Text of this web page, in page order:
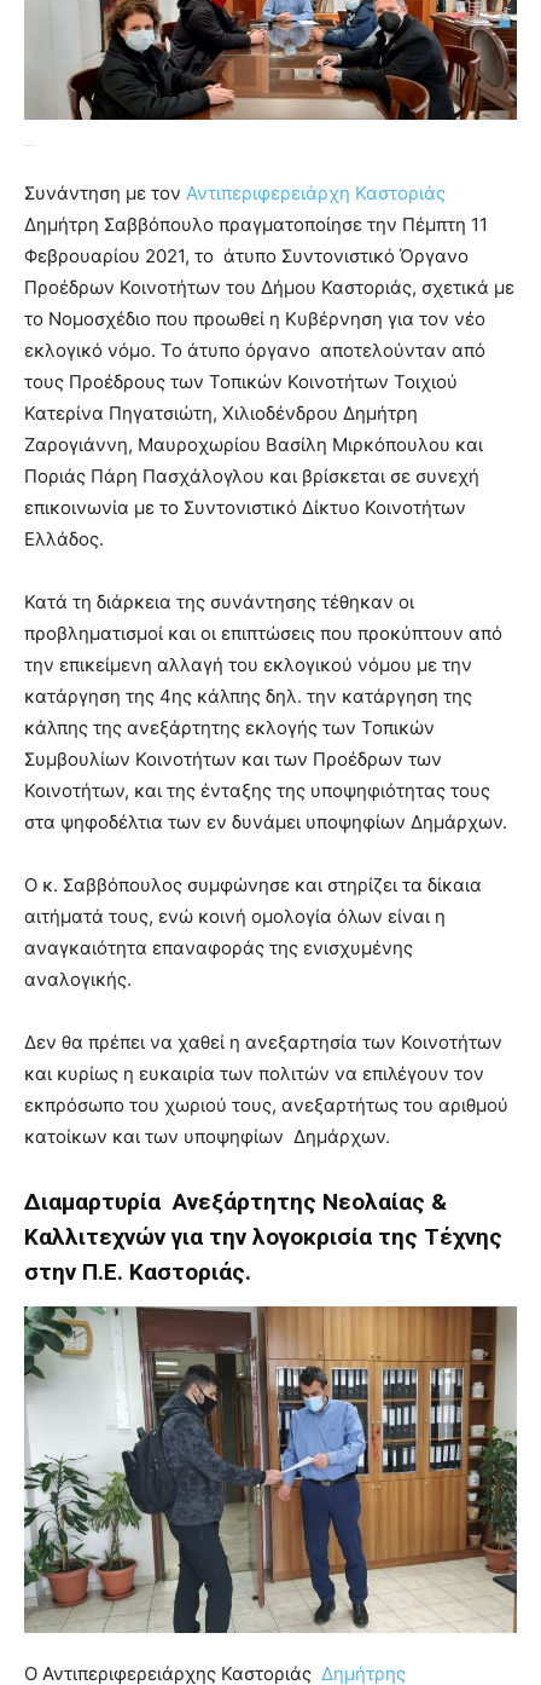
Συνάντηση με τον Αντιπεριφερειάρχη Καστοριάς
Δημήτρη Σαββόπουλο πραγματοποίησε την Πέμπτη 11
Φεβρουαρίου 2021, το άτυπο Συντονιστικό Όργανο
Προέδρων Κοινοτήτων του Δήμου Καστοριάς, σχετικά με
το Νομοσχέδιο που προωθεί η Κυβέρνηση για τον νέο
εκλογικό νόμο. Το άτυπο όργανο αποτελούνταν από
τους Προέδρους των Τοπικών Κοινοτήτων Τοιχιού
Κατερίνα Πηγατσιώτη, Χιλιοδένδρου Δημήτρη
Ζαρογιάννη, Μαυροχωρίου Βασίλη Μιρκόπουλου και
Ποριάς Πάρη Πασχάλογλου και βρίσκεται σε συνεχή
επικοινωνία με το Συντονιστικό Δίκτυο Κοινοτήτων
Ελλάδος.
Κατά τη διάρκεια της συνάντησης τέθηκαν οι
προβληματισμοί και οι επιπτώσεις που προκύπτουν από
την επικείμενη αλλαγή του εκλογικού νόμου με την
κατάργηση της 4ης κάλπης δηλ. την κατάργηση της
κάλπης της ανεξάρτητης εκλογής των Τοπικών
Συμβουλίων Κοινοτήτων και των Προέδρων των
Κοινοτήτων, και της ένταξης της υποψηφιότητας τους
στα ψηφοδέλτια των εν δυνάμει υποψηφίων Δημάρχων.
Ο κ. Σαββόπουλος συμφώνησε και στηρίζει τα δίκαια
αιτήματά τους, ενώ κοινή ομολογία όλων είναι η
αναγκαιότητα επαναφοράς της ενισχυμένης
αναλογικής.
Δεν θα πρέπει να χαθεί η ανεξαρτησία των Κοινοτήτων
και κυρίως η ευκαιρία των πολιτών να επιλέγουν τον
εκπρόσωπο του χωριού τους, ανεξαρτήτως του αριθμού
κατοίκων και των υποψηφίων Δημάρχων.
Διαμαρτυρία Ανεξάρτητης Νεολαίας &
Καλλιτεχνών για την λογοκρισία της Τέχνης
στην Π.Ε. Καστοριάς.
Ο Αντιπεριφερειάρχης Καστοριάς Δημήτρης